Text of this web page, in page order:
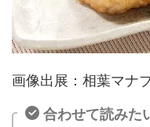
画像出展：相葉マナ
合わせて読みた